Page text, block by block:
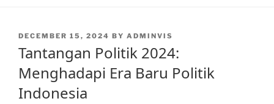
POSTED
DECEMBER 15, 2024 BY ADMINVIS
Tantangan Politik 2024:
Menghadapi Era Baru Politik
Indonesia